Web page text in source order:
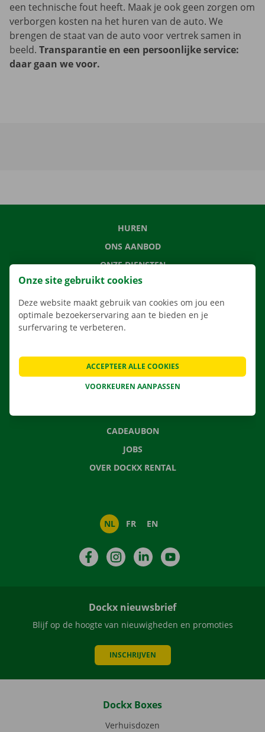
een technische fout heeft. Maak je ook geen zorgen om
verborgen kosten na het huren van de auto. We
brengen de staat van de auto voor vertrek samen in
beeld. Transparantie en een persoonlijke service:
daar gaan we voor.
HUREN
ONS AANBOD
ONZE DIENSTEN
LOCATIES
APP
VERHUISOPLOSSINGEN
CONTACTEER ONS
CADEAUBON
JOBS
OVER DOCKX RENTAL
NL FR EN
FacebookInstagramLinkedIn
Dockx nieuwsbrief
Blijf op de hoogte van nieuwigheden en promoties
INSCHRIJVEN
Dockx Boxes
Verhuisdozen
Onze site gebruikt cookies
Deze website maakt gebruik van cookies om jou een
optimale bezoekerservaring aan te bieden en je
surfervaring te verbeteren.
VOORKEUREN AANPASSEN
ACCEPTEER ALLE COOKIES